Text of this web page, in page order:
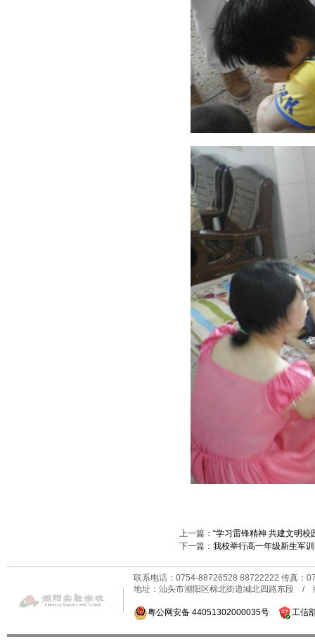
上一篇： “学习雷锋精神 共建文明
下一篇： 我校举行高一年级新生军
联系电话：0754-88726528 88722222 传真
地址：汕头市潮阳区棉北街道城北四路东段 /
粤公网安备 44051302000035号 工信